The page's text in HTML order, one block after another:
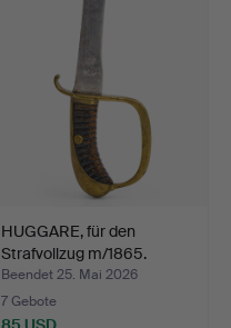
HUGGARE, für den
Strafvollzug m/1865.
Beendet 25. Mai 2026
7 Gebote